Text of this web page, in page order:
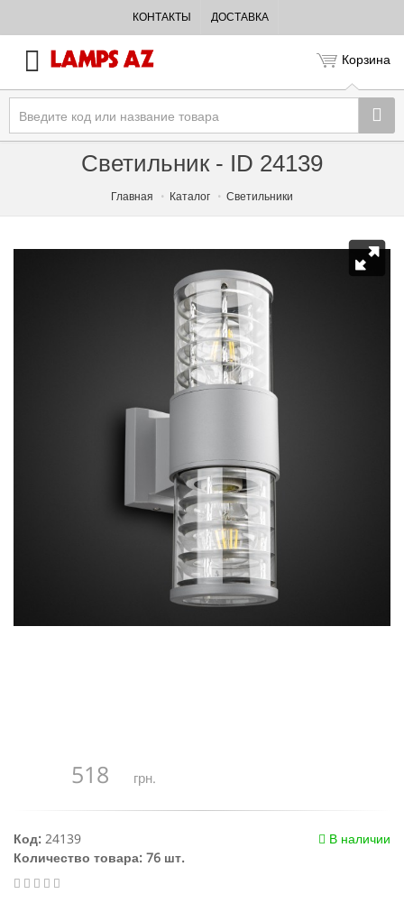
КОНТАКТЫ ДОСТАВКА
Корзина
Светильник - ID 24139
Главная Каталог Светильники
518 грн.
В наличии
Код: 24139
Количество товара: 76 шт.